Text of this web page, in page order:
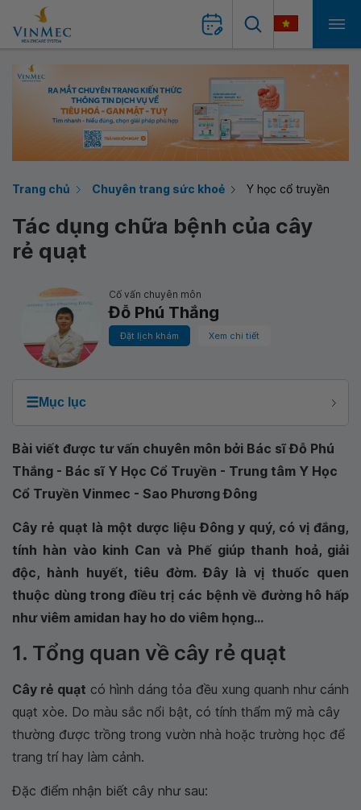
Trang chủ Chuyên trang sức khoẻ Y học cổ truyền
Tác dụng chữa bệnh của cây
rẻ quạt
Cố vấn chuyên môn
Đỗ Phú Thắng
Đặt lịch khám Xem chi tiết
☰Mục lục
Bài viết được tư vấn chuyên môn bởi Bác sĩ Đỗ Phú
Thắng - Bác sĩ Y Học Cổ Truyền - Trung tâm Y Học
Cổ Truyền Vinmec - Sao Phương Đông
Cây rẻ quạt là một dược liệu Đông y quý, có vị đắng,
tính hàn vào kinh Can và Phế giúp thanh hoả, giải
độc, hành huyết, tiêu đờm. Đây là vị thuốc quen
thuộc dùng trong điều trị các bệnh về đường hô hấp
như viêm amidan hay ho do viêm họng...
1. Tổng quan về cây rẻ quạt
Cây rẻ quạt có hình dáng tỏa đều xung quanh như cánh
quạt xòe. Do màu sắc nổi bật, có tính thẩm mỹ mà cây
thường được trồng trong vườn nhà hoặc trường học để
trang trí hay làm cảnh.
Đặc điểm nhận biết cây như sau: